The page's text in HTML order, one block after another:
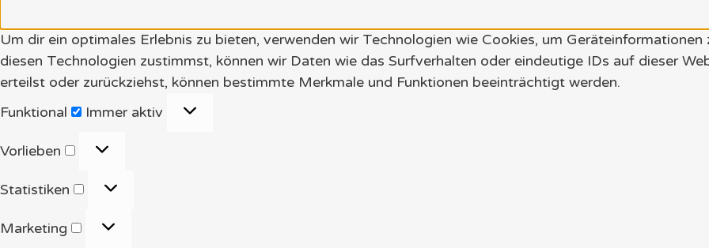
Um dir ein optimales Erlebnis zu bieten, verwenden wir Technologien wie Cookies, um
diesen Technologien zustimmst, können wir Daten wie das Surfverhalten oder eindeutige IDs auf dieser
erteilst oder zurückziehst, können bestimmte Merkmale und Funktionen beeinträchtigt werden.
Funktional
Funktional
Immer aktiv
Vorlieben
Vorlieben
Statistiken
Statistiken
Marketing
Marketing